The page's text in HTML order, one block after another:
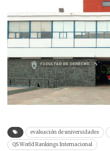
evaluación de universidades
QS World Rankings Internacional